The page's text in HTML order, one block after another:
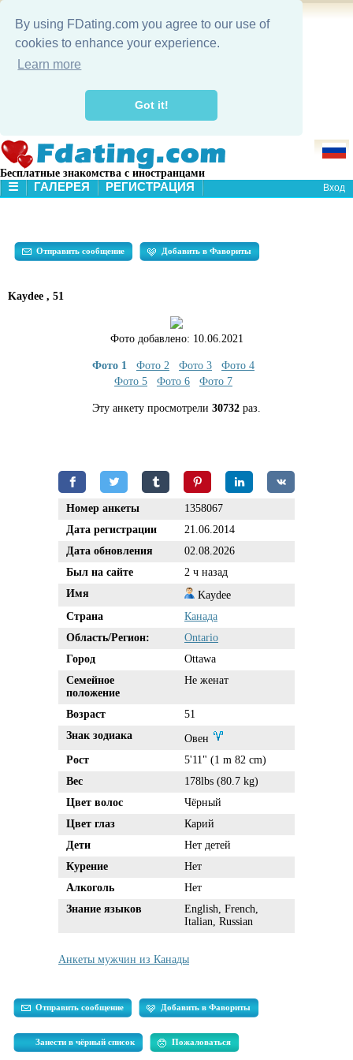
By using FDating.com you agree to our use of
cookies to enhance your experience.
Learn more
Got it!
Бесплатные знакомства с иностранцами
☰
ПОИСК
ГАЛЕРЕЯ РЕГИСТРАЦИЯ Вход
Отправить сообщение Добавить в Фавориты
Kaydee , 51
Фото добавлено: 10.06.2021
Фото 1 Фото 2 Фото 3
Фото 4
Фото 5
Фото 6 Фото 7
Эту анкету просмотрели 30732 раз.
Номер анкеты
1358067
Дата регистрации
21.06.2014
Дата обновления
02.08.2026
Был на сайте
2 ч назад
Имя
Kaydee
Страна
Канада
Область/Регион:
Ontario
Город
Ottawa
Семейное
положение
Не женат
Возраст
51
Знак зодиака
Овен
Рост
5'11" (1 m 82 cm)
Вес
178lbs (80.7 kg)
Цвет волос
Чёрный
Цвет глаз
Карий
Дети
Нет детей
Курение
Нет
Алкоголь
Нет
Знание языков
English, French,
Italian, Russian
Анкеты мужчин из Канады
Отправить сообщение Добавить в Фавориты
Занести в чёрный список Пожаловаться